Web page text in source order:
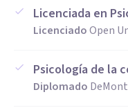
Licenciada en
LicenciadoOpen
Psicología de la
Diplomado